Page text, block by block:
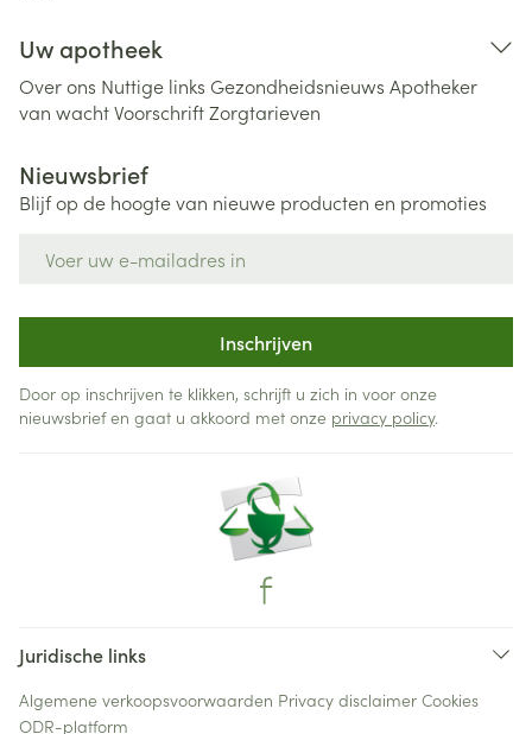
Uw apotheek
Over ons Nuttige links Gezondheidsnieuws Apotheker
van wachtVoorschriftZorgtarieven
Nieuwsbrief
Blijf op de hoogte van nieuwe producten en promoties
Inschrijven
Door op inschrijven te klikken, schrijft u zich in voor onze
nieuwsbrief en gaat u akkoord met onze privacy policy.
Juridische links
Algemene verkoopsvoorwaarden Privacy disclaimer Cookies
ODR-platform